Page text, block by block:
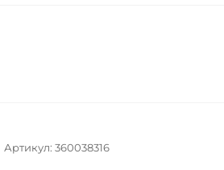
Артикул: 360038316